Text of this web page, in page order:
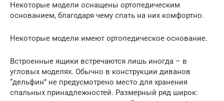
Некоторые модели оснащены ортопедическим
основанием, благодаря чему спать на них комфортно.
Некоторые модели имеют ортопедическое основание.
Встроенные ящики встречаются лишь иногда – в
угловых моделях. Обычно в конструкции диванов
“дельфин” не предусмотрено место для хранения
спальных принадлежностей. Размерный ряд широк: